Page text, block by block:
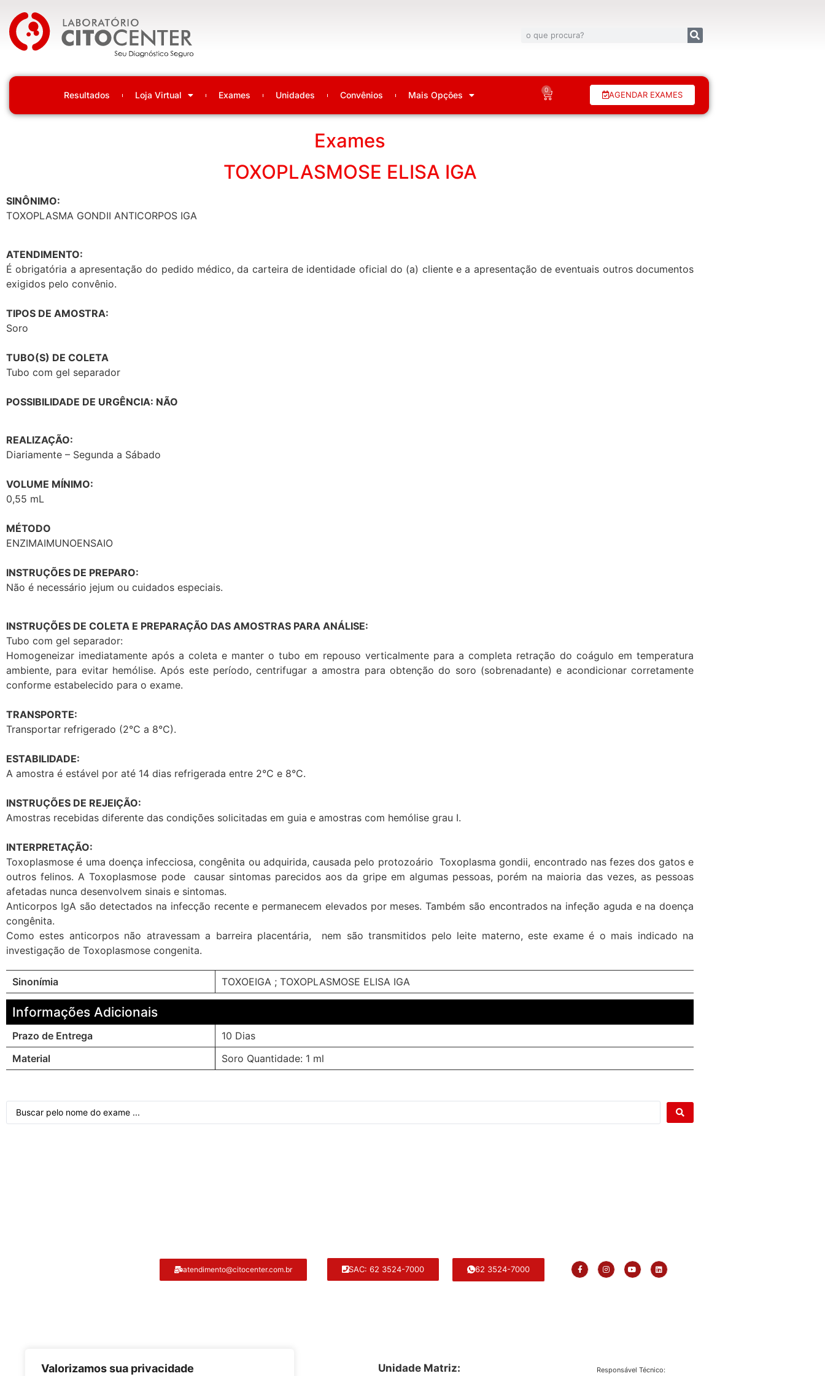
Valorizamos sua privacidade
Laboratório Citocenter
Resultados Loja Virtual Exames Unidades Convênios Mais Opções 0 AGENDAR EXAMES
Exames
TOXOPLASMOSE ELISA IGA
SINÔNIMO:
TOXOPLASMA GONDII ANTICORPOS IGA
ATENDIMENTO:
É obrigatória a apresentação do pedido médico, da carteira de identidade oficial do (a) cliente e a apresentação de eventuais outros documentos
exigidos pelo convênio.
TIPOS DE AMOSTRA:
Soro
TUBO(S) DE COLETA
Tubo com gel separador
POSSIBILIDADE DE URGÊNCIA: NÃO
REALIZAÇÃO:
Diariamente – Segunda a Sábado
VOLUME MÍNIMO:
0,55 mL
MÉTODO
ENZIMAIMUNOENSAIO
INSTRUÇÕES DE PREPARO:
Não é necessário jejum ou cuidados especiais.
INSTRUÇÕES DE COLETA E PREPARAÇÃO DAS AMOSTRAS PARA ANÁLISE:
Tubo com gel separador:
Homogeneizar imediatamente após a coleta e manter o tubo em repouso verticalmente para a completa retração do coágulo em temperatura
ambiente, para evitar hemólise. Após este período, centrifugar a amostra para obtenção do soro (sobrenadante) e acondicionar corretamente
conforme estabelecido para o exame.
TRANSPORTE:
Transportar refrigerado (2°C a 8°C).
ESTABILIDADE:
A amostra é estável por até 14 dias refrigerada entre 2°C e 8°C.
INSTRUÇÕES DE REJEIÇÃO:
Amostras recebidas diferente das condições solicitadas em guia e amostras com hemólise grau I.
INTERPRETAÇÃO:
Toxoplasmose é uma doença infecciosa, congênita ou adquirida, causada pelo protozoário Toxoplasma gondii, encontrado nas fezes dos gatos e
outros felinos. A Toxoplasmose pode causar sintomas parecidos aos da gripe em algumas pessoas, porém na maioria das vezes, as pessoas
afetadas nunca desenvolvem sinais e sintomas.
Anticorpos IgA são detectados na infecção recente e permanecem elevados por meses. Também são encontrados na infeção aguda e na doença
congênita.
Como estes anticorpos não atravessam a barreira placentária, nem são transmitidos pelo leite materno, este exame é o mais indicado na
investigação de Toxoplasmose congenita.
Sinonímia TOXOEIGA ; TOXOPLASMOSE ELISA IGA
Informações Adicionais
Prazo de Entrega
10 Dias
Material
Soro Quantidade: 1 ml
atendimento@citocenter.com.br SAC: 62 3524-7000 62 3524-7000
Unidade Matriz:
Responsável Técnico: